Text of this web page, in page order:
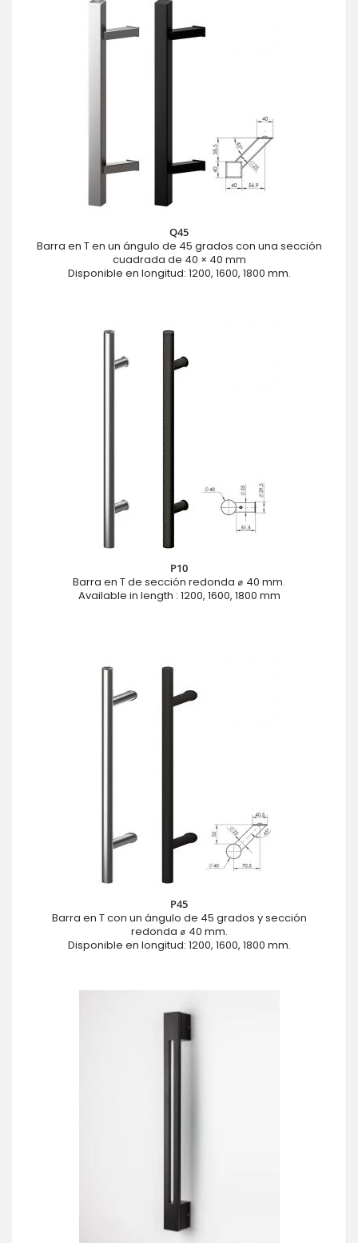
Q45
Barra en T en un ángulo de 45 grados con una sección
cuadrada de 40 × 40 mm
Disponible en longitud: 1200, 1600, 1800 mm.
P10
Barra en T de sección redonda ⌀ 40 mm.
Available in length : 1200, 1600, 1800 mm
P45
Barra en T con un ángulo de 45 grados y sección
redonda ⌀ 40 mm.
Disponible en longitud: 1200, 1600, 1800 mm.